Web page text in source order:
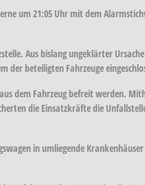
um 21:05 Uhr mit dem
Aus bislang ungeklärter
der beteiligten Fahrzeuge
dem Fahrzeug befreit werden.
die Einsatzkräfte die
in umliegende